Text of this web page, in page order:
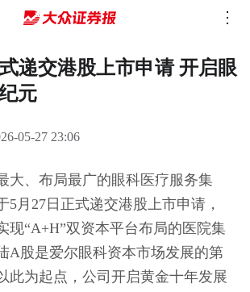
递交港股上市申请 开启眼
元
05-27 23:06
大、布局最广的眼科医疗服务集
5月27日正式递交港股上市申请，
现“A+H”双资本平台布局的医院集
A股是爱尔眼科资本市场发展的第
此为起点，公司开启黄金十年发展